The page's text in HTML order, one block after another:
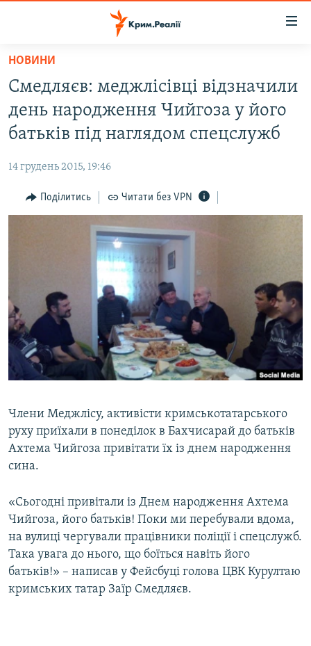
Перейти
основного
матеріалу
Перейти
до
основної
навігації
Перейти
до
ВОДА.КРИМ
ВІДЕО ТА ФОТО
БЛОГИ
ПОГЛЯД
ДЕПОРТАЦІЯ
ВІДЕОУРОКИ «ELIFBE»
СВІДЧЕННЯ ОКУПАЦІЇ
УКРАЇНСЬКА ПРОБЛЕМА КРИМУ
ЯК ОБІЙТИ БЛОКУВАННЯ
Русский
Qırımtatar
Усі сайти RFE/RL
НОВИНИ
Смедляєв: меджлісівці відзначили
день народження Чийгоза у його
батьків під наглядом спецслужб
14 грудень 2015, 19:46
Поділитись Читати без VPN
Члени Меджлісу, активісти кримськотатарського
руху приїхали в понеділок в Бахчисарай до батьків
Ахтема Чийгоза привітати їх із днем народження
сина.
«Сьогодні привітали із Днем народження Ахтема
Чийгоза, його батьків! Поки ми перебували вдома,
на вулиці чергували працівники поліції і спецслужб.
Така увага до нього, що боїться навіть його
батьків!» – написав у Фейсбуці голова ЦВК Курултаю
кримських татар Заїр Смедляєв.